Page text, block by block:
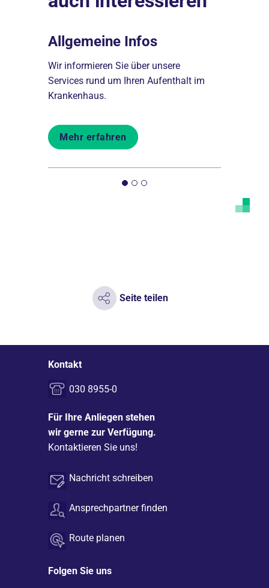
Allgemeine Infos
Wir informieren Sie über unsere
Services rund um Ihren Aufenthalt im
Krankenhaus.
Mehr erfahren
Seite teilen
Kontakt
030 8955-0
Für Ihre Anliegen stehen
wir gerne zur Verfügung.
Kontaktieren Sie uns!
Nachricht schreiben
Ansprechpartner finden
Route planen
Folgen Sie uns